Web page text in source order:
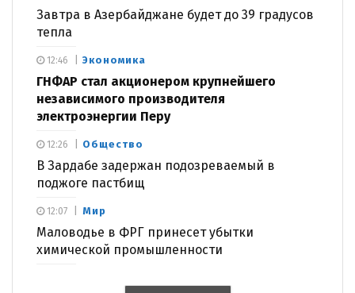
Завтра в Азербайджане будет до 39 градусов
тепла
Экономика
ГНФАР стал акционером крупнейшего
независимого производителя
электроэнергии Перу
12:46
Общество
В Зардабе задержан подозреваемый в
поджоге пастбищ
12:26
Мир
Маловодье в ФРГ принесет убытки
химической промышленности
12:07